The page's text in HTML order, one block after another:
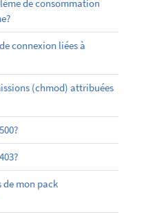
de consommation
connexion liées à
(chmod) attribuées
de mon pack